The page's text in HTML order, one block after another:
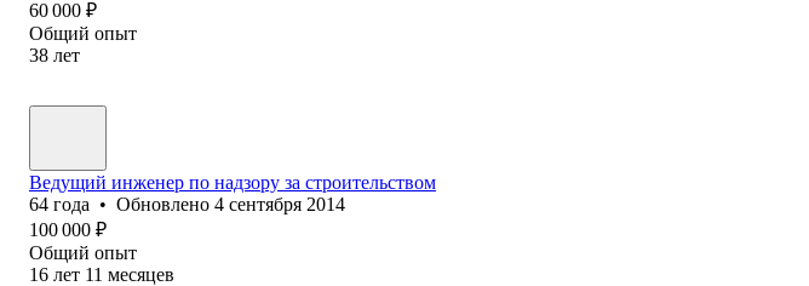
60 000 ₽
Общий опыт
38 лет
Ведущий инженер по надзору за строительством
64 года • Обновлено 4 сентября 2014
100 000 ₽
Общий опыт
16 лет 11 месяцев